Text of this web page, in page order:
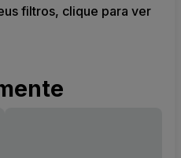
filtros, clique para ver